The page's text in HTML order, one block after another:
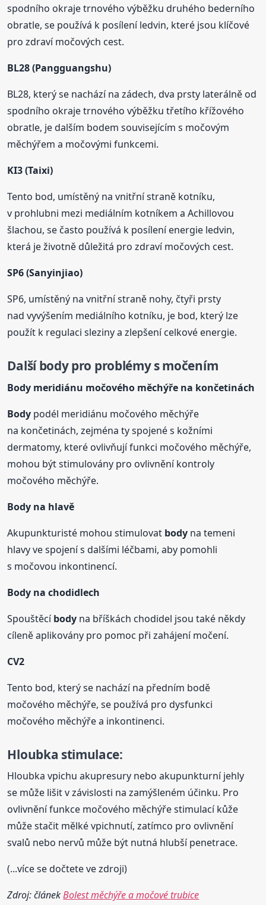
spodního okraje trnového výběžku druhého bederního
obratle, se používá k posílení ledvin, které jsou klíčové
pro zdraví močových cest.
BL28 (Pangguangshu)
BL28, který se nachází na zádech, dva prsty laterálně od
spodního okraje trnového výběžku třetího křížového
obratle, je dalším bodem souvisejícím s močovým
měchýřem a močovými funkcemi.
KI3 (Taixi)
Tento bod, umístěný na vnitřní straně kotníku,
v prohlubni mezi mediálním kotníkem a Achillovou
šlachou, se často používá k posílení energie ledvin,
která je životně důležitá pro zdraví močových cest.
SP6 (Sanyinjiao)
SP6, umístěný na vnitřní straně nohy, čtyři prsty
nad vyvýšením mediálního kotníku, je bod, který lze
použít k regulaci sleziny a zlepšení celkové energie.
Dalšíbodypro problémy s močením
Body meridiánu močového měchýře na končetinách
Body podél meridiánu močového měchýře
na končetinách, zejména ty spojené s kožními
dermatomy, které ovlivňují funkci močového měchýře,
mohou být stimulovány pro ovlivnění kontroly
močového měchýře.
Body na hlavě
Akupunkturisté mohou stimulovat body na temeni
hlavy ve spojení s dalšími léčbami, aby pomohli
s močovou inkontinencí.
Body na chodidlech
Spouštěcíbody na bříškách chodidel jsou také někdy
cíleně aplikovány pro pomoc při zahájení močení.
CV2
Tento bod, který se nachází na předním bodě
močového měchýře, se používá pro dysfunkci
močového měchýře a inkontinenci.
Hloubka stimulace:
Hloubka vpichu akupresury nebo akupunkturní jehly
se může lišit v závislosti na zamýšleném účinku. Pro
ovlivnění funkce močového měchýře stimulací kůže
může stačit mělké vpichnutí, zatímco pro ovlivnění
svalů nebo nervů může být nutná hlubší penetrace.
(...více se dočtete ve zdroji)
Zdroj: článekBolest měchýře a močové trubice